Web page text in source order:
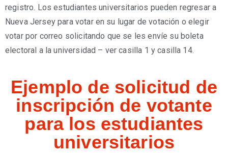
registro. Los estudiantes universitarios pueden regresar a
Nueva Jersey para votar en su lugar de votación o elegir
votar por correo solicitando que se les envíe su boleta
electoral a la universidad – ver casilla 1 y casilla 14.
Ejemplo de solicitud de
inscripción de votante
para los estudiantes
universitarios